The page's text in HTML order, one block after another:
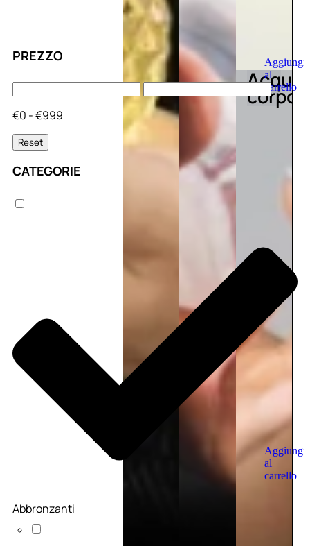
Acqua
corpo
Aggiungi
al
carrello
Aggiungi
al
carrello
PREZZO
€0 - €999
Reset
CATEGORIE
Abbronzanti